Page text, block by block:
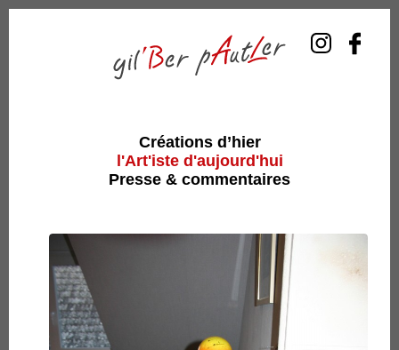
Créations d’hier
l'Art'iste d'aujourd'hui
Presse & commentaires